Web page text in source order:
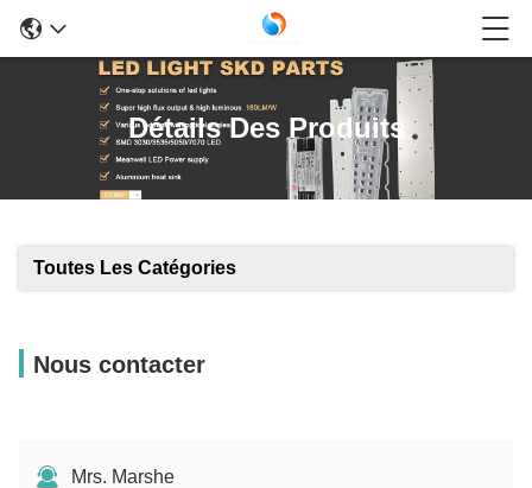
Détails Des Produits
Toutes Les Catégories
Nous contacter
Mrs. Marshe